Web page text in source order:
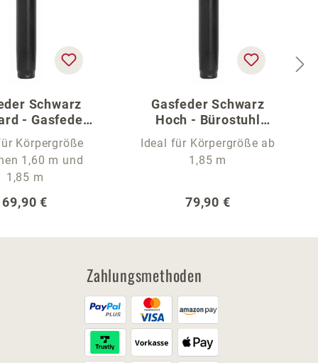
Schwarz
- Gasfeder
Bürostuhl
Körpergröße
1,60 m und
1,85 m
Regulärer Preis:
69,90 €
Gasfeder Schwarz
Hoch - Bürostuhl
Gasfeder
Ideal für Körpergröße ab
1,85 m
Regulärer Preis:
79,90 €
Zahlungsmethoden